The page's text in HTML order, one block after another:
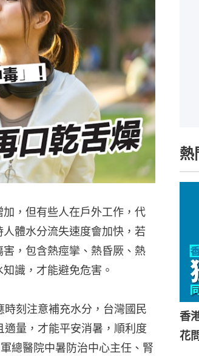
，但有些人在戶外工作，代
體水分流失速度會加快，若
，包含熱痙攣、熱昏厥、熱
識，才能避免危害。
刻注意補充水分，台灣國民
量，才能平安消暑，順利度
總醫院中暑防治中心主任、腎
熱
香
花